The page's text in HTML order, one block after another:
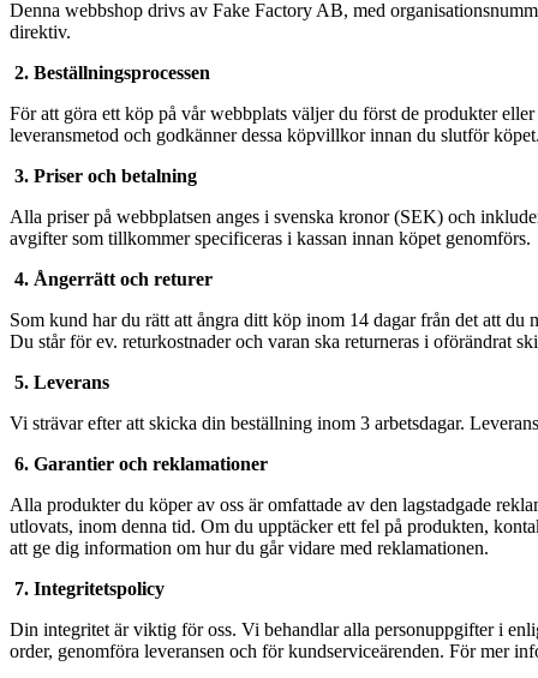
Denna webbshop drivs av Fake Factory AB, med
direktiv.
2. Beställningsprocessen
För att göra ett köp på vår webbplats väljer du först de produkter
leveransmetod och godkänner dessa köpvillkor innan du slutför köpet.
3. Priser och betalning
Alla priser på webbplatsen anges i svenska kronor (SEK) och
avgifter som tillkommer specificeras i kassan innan köpet genomförs.
4. Ångerrätt och returer
Som kund har du rätt att ångra ditt köp inom 14 dagar från det att du
Du står för ev. returkostnader och varan ska returneras i oförändrat
5. Leverans
Vi strävar efter att skicka din beställning inom 3 arbetsdagar.
6. Garantier och reklamationer
Alla produkter du köper av oss är omfattade av den lagstadgade
utlovats, inom denna tid. Om du upptäcker ett fel på produkten,
att ge dig information om hur du går vidare med reklamationen.
7. Integritetspolicy
Din integritet är viktig för oss. Vi behandlar alla personuppgifter i
order, genomföra leveransen och för kundserviceärenden. För mer